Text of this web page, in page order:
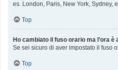
es. London, Paris, New York, Sydney,
Top
Ho cambiato il fuso orario ma l’ora è
Se sei sicuro di aver impostato il fuso
Top